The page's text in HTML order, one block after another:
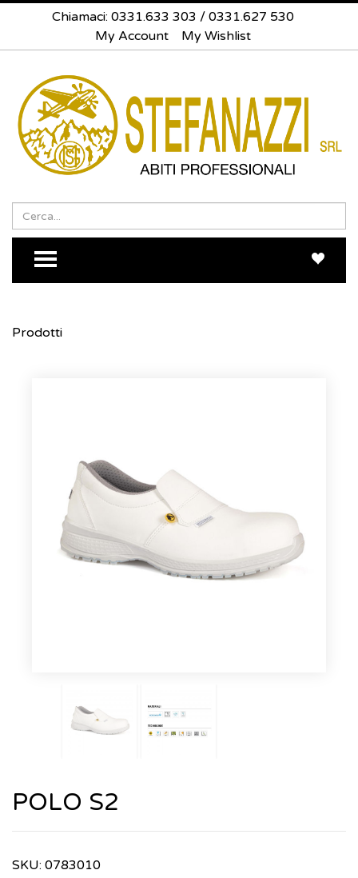
Chiamaci: 0331.633 303 / 0331.627 530
My Account
My Wishlist
Search
TOGGLE MENU
Prodotti
POLO S2
SKU: 0783010